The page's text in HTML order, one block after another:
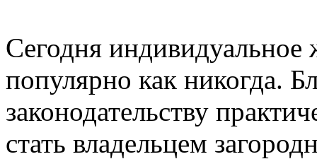
Сегодня
популярно как никогда.
законодательству
стать владельцем